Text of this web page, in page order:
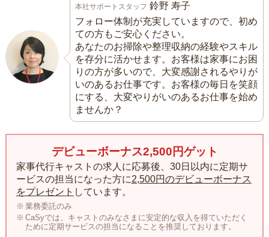
本社サポートスタッフ 鈴野 寿子
フォロー体制が充実していますので、初め
ての方もご安心ください。
あなたのお掃除や整理収納の経験やスキル
を存分に活かせます。お客様は家事にお困
りの方が多いので、大変感謝されるやりが
いのあるお仕事です。お客様の毎日を笑顔
にする、大変やりがいのあるお仕事を始め
ませんか？
デビューボーナス2,500円ゲット
家事代行キャストの求人に応募後、30日以内に定期サ
ービスの担当になった方に2,500円のデビューボーナス
をプレゼント しています。
業務委託のみ
CaSyでは、キャストのみなさまに安定的な収入を得ていただく
ために定期サービスの担当になることを推奨しております。